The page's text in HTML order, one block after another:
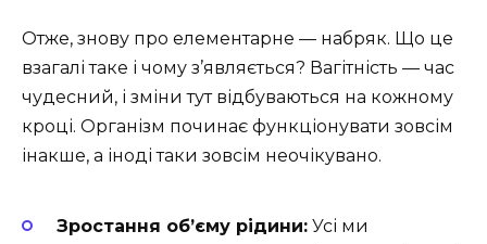
Отже, знову про елементарне — набряк. Що це
взагалі таке і чому з’являється? Вагітність — час
чудесний, і зміни тут відбуваються на кожному
кроці. Організм починає функціонувати зовсім
інакше, а іноді таки зовсім неочікувано.
Зростання об’єму рідини: Усі ми